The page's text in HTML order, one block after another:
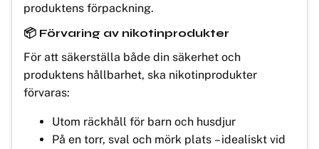
produktens förpackning.
📦 Förvaring av nikotinprodukter
För att säkerställa både din säkerhet och
produktens hållbarhet, ska nikotinprodukter
förvaras:
Utom räckhåll för barn och husdjur
På en torr, sval och mörk plats – idealiskt vid